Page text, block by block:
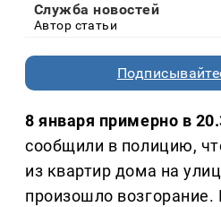
Служба новостей
Автор статьи
8 января примерно в
сообщили в полицию,
из квартир дома на
произошло